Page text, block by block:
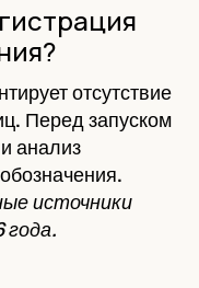
отсутствие
Перед запуском
анализ
источники
года.